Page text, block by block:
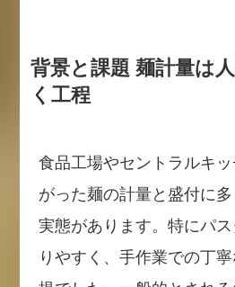
背景と課題 麺計量は
く工程
食品工場やセントラルキ
がった麺の計量と盛付に
実態があります。特にパ
りやすく、手作業での丁